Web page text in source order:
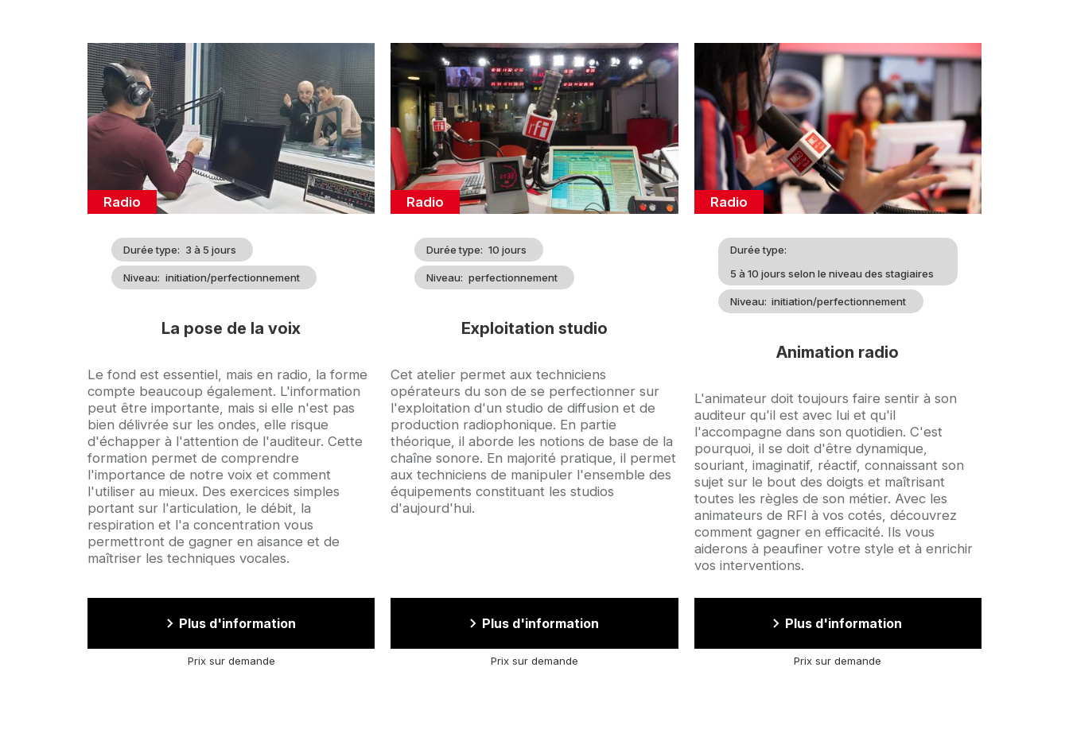
Image
d'illustration
Catégorie
Radio
Durée type 3 à 5 jours
Niveau initiation/perfectionnement
La pose de la voix
Accroche
Le fond est essentiel, mais en radio, la forme
compte beaucoup également. L'information
peut être importante, mais si elle n'est pas
bien délivrée sur les ondes, elle risque
d'échapper à l'attention de l'auditeur. Cette
formation permet de comprendre
l'importance de notre voix et comment
l'utiliser au mieux. Des exercices simples
portant sur l'articulation, le débit, la
respiration et l'a concentration vous
permettront de gagner en aisance et de
maîtriser les techniques vocales.
Plus d'information
Prix sur demande
Image
d'illustration
Catégorie
Radio
Durée type 10 jours
Niveau perfectionnement
Exploitation studio
Accroche
Cet atelier permet aux techniciens
opérateurs du son de se perfectionner sur
l'exploitation d'un studio de diffusion et de
production radiophonique. En partie
théorique, il aborde les notions de base de la
chaîne sonore. En majorité pratique, il permet
aux techniciens de manipuler l'ensemble des
équipements constituant les studios
d'aujourd'hui.
Plus d'information
Prix sur demande
d'illustration
Catégorie
Radio
Durée type
5 à 10 jours selon le niveau des stagiaires
Niveau initiation/perfectionnement
Animation radio
Accroche
L'animateur doit toujours faire sentir à son
auditeur qu'il est avec lui et qu'il
l'accompagne dans son quotidien. C'est
pourquoi, il se doit d'être dynamique,
souriant, imaginatif, réactif, connaissant son
sujet sur le bout des doigts et maîtrisant
toutes les règles de son métier. Avec les
animateurs de RFI à vos cotés, découvrez
comment gagner en efficacité. Ils vous
aiderons à peaufiner votre style et à enrichir
vos interventions.
Plus d'information
Prix sur demande